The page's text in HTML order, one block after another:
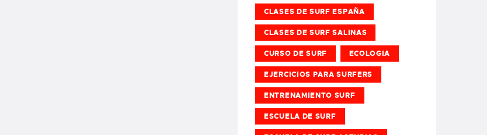
CLASES DE SURF ESPAÑA
CLASES DE SURF SALINAS
CURSO DE SURF ECOLOGIA
EJERCICIOS PARA SURFERS
ENTRENAMIENTO SURF
ESCUELA DE SURF